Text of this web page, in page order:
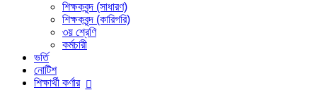
শিক্ষকবৃন্দ (সাধারণ)
শিক্ষকবৃন্দ (কারিগরি)
৩য় শ্রেণি
কর্মচারী
ভর্তি
নোটিশ
শিক্ষার্থী কর্ণার